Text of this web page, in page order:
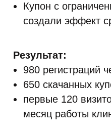
Купон с
создали эффект
Результат:
980 регистраций
650 скачанных
первые 120
месяц работы